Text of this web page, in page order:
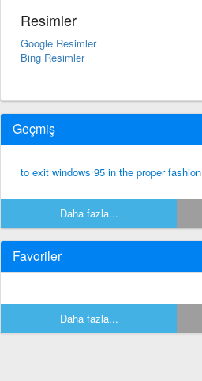
Resimler
Google Resimler
Bing Resimler
Geçmiş
to exit windows 95 in the proper fashion
Daha fazla...
Favoriler
Daha fazla...